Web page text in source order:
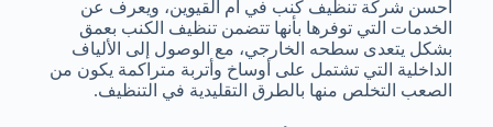
أحسن شركة تنظيف كنب في أم القيوين، ويعرف عن
الخدمات التي توفرها بأنها تتضمن تنظيف الكنب بعمق
بشكل يتعدى سطحه الخارجي، مع الوصول إلى الألياف
الداخلية التي تشتمل على أوساخ وأتربة متراكمة يكون من
الصعب التخلص منها بالطرق التقليدية في التنظيف.